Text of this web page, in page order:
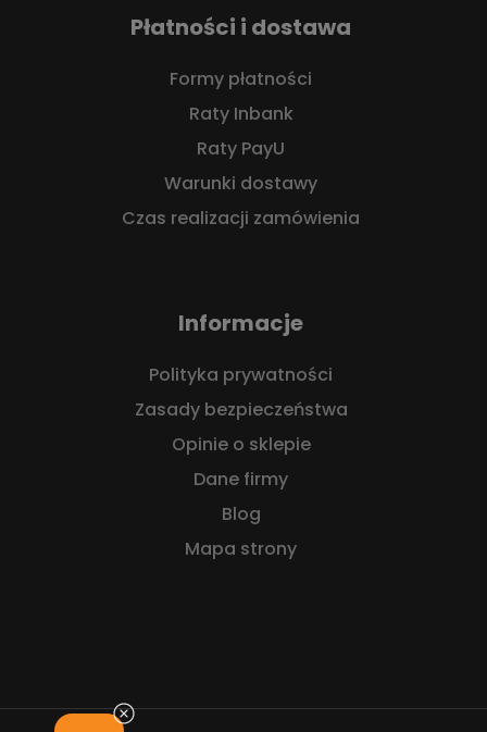
Płatności i dostawa
Formy płatności
Raty Inbank
Raty PayU
Warunki dostawy
Czas realizacji zamówienia
Informacje
Polityka prywatności
Zasady bezpieczeństwa
Opinie o sklepie
Dane firmy
Blog
Mapa strony